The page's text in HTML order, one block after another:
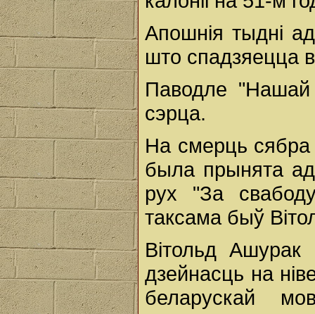
Апошнія тыдні
што спадзяецца
Паводле
сэрца.
На смерць
была прынята
рух "За
таксама быў
Вітольд Ашурак
дзейнасць на
беларускай